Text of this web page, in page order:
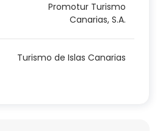
Promotur Turismo
Canarias, S.A.
Turismo de Islas Canarias